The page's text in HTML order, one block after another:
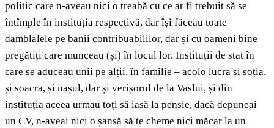
politic care n-aveau nici o treabă cu ce ar fi trebuit să se
întîmple în instituția respectivă, dar își făceau toate
damblalele pe banii contribuabililor, dar și cu oameni bine
pregătiți care munceau (și) în locul lor. Instituții de stat în
care se aduceau unii pe alții, în familie – acolo lucra și soția,
și soacra, și nașul, dar și verișorul de la Vaslui, și din
instituția aceea urmau toți să iasă la pensie, dacă depuneai
un CV, n-aveai nici o șansă să te cheme nici măcar la un